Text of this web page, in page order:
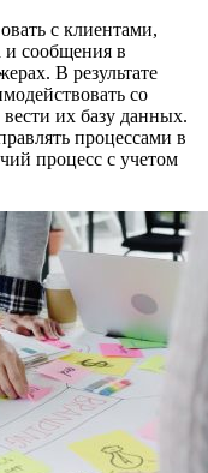
с клиентами,
и сообщения в
В результате
со
их базу данных.
процессами в
процесс с учетом